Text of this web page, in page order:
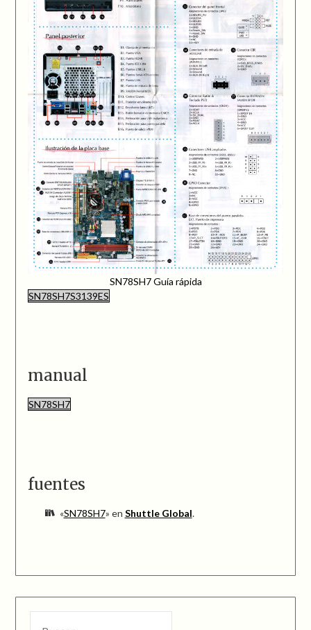
SN78SH7 Guía rápida
SN78SH7S3139ES
manual
SN78SH7
fuentes
«SN78SH7» en Shuttle Global.